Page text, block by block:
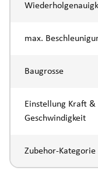
max.
Baugrosse
Einstellung Kraft &
Geschwindigkeit
Zubehor-Kategorie